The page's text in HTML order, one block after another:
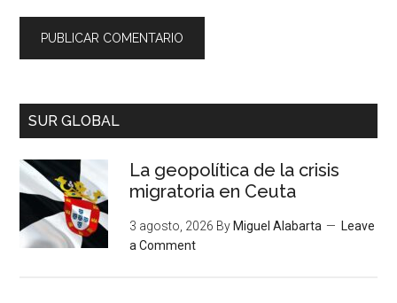
SUR GLOBAL
La geopolítica de la crisis
migratoria en Ceuta
3 agosto, 2026 By Miguel Alabarta
Leave
a Comment